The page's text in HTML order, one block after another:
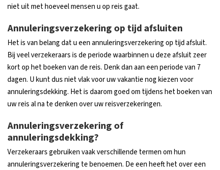
niet uit met hoeveel mensen u op reis gaat.
Annuleringsverzekering op tijd afsluiten
Het is van belang dat u een annuleringsverzekering op tijd afsluit.
Bij veel verzekeraars is de periode waarbinnen u deze afsluit zeer
kort op het boeken van de reis. Denk dan aan een periode van 7
dagen. U kunt dus niet vlak voor uw vakantie nog kiezen voor
annuleringsdekking. Het is daarom goed om tijdens het boeken van
uw reis al na te denken over uw reisverzekeringen.
Annuleringsverzekering of
annuleringsdekking?
Verzekeraars gebruiken vaak verschillende termen om hun
annuleringsverzekering te benoemen. De een heeft het over een